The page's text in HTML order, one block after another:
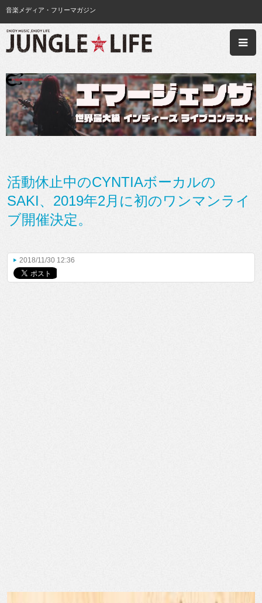
音楽メディア・フリーマガジン
活動休止中のCYNTIAボーカルの
SAKI、2019年2月に初のワンマンライ
ブ開催決定。
2018/11/30 12:36